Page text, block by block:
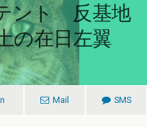
ント 反基地
の在日左翼
Mail SMS